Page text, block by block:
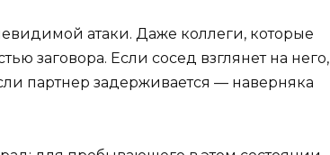
атаки. Даже коллеги, которые
заговора. Если сосед взглянет на него,
партнер задерживается — наверняка